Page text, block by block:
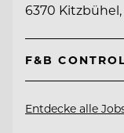
6370
F&B
Entdecke alle